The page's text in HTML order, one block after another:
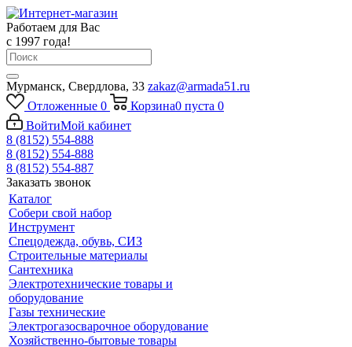
Работаем для Вас
с 1997 года!
Мурманск, Свердлова, 33 zakaz@armada51.ru
Отложенные 0 Корзина0 пуста 0
ВойтиМой кабинет
8 (8152) 554-888
8 (8152) 554-888
8 (8152) 554-887
Заказать звонок
Каталог
Собери свой набор
Инструмент
Спецодежда, обувь, СИЗ
Строительные материалы
Сантехника
Электротехнические товары и
оборудование
Газы технические
Электрогазосварочное оборудование
Хозяйственно-бытовые товары